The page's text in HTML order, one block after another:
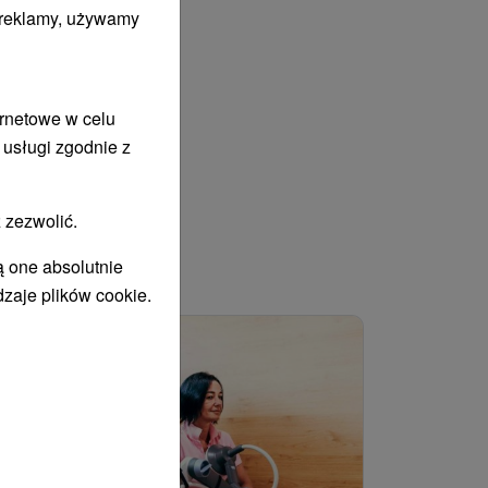
używamy
w celu
zgodnie z
one absolutnie
plików cookie.